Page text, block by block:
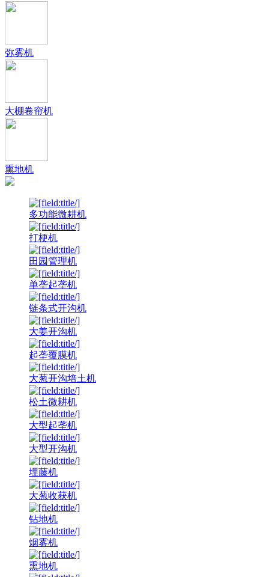
弥雾机
大棚卷帘机
熏地机
多功能微耕机
打梗机
田园管理机
单垄起垄机
链条式开沟机
大姜开沟机
起垄覆膜机
大葱开沟培土机
松土微耕机
大型起垄机
大型开沟机
埋藤机
大葱收获机
钻地机
烟雾机
熏地机